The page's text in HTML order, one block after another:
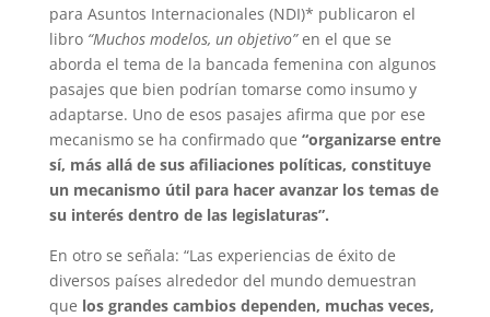
para Asuntos Internacionales (NDI)* publicaron el
libro “Muchos modelos, un objetivo”en el que se
aborda el tema de la bancada femenina con algunos
pasajes que bien podrían tomarse como insumo y
adaptarse. Uno de esos pasajes afirma que por ese
mecanismo se ha confirmado que “organizarse entre
sí, más allá de sus afiliaciones políticas, constituye
un mecanismo útil para hacer avanzar los temas de
su interés dentro de las legislaturas”.
En otro se señala: “Las experiencias de éxito de
diversos países alrededor del mundo demuestran
que los grandes cambios dependen, muchas veces,